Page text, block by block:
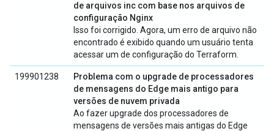
de arquivos inc com base nos arquivos de
configuração Nginx
Isso foi corrigido. Agora, um erro de arquivo não
encontrado é exibido quando um usuário tenta
acessar um de configuração do Terraform.
199901238
Problema com o upgrade de processadores
de mensagens do Edge mais antigo para
versões de nuvem privada
Ao fazer upgrade dos processadores de
mensagens de versões mais antigas do Edge